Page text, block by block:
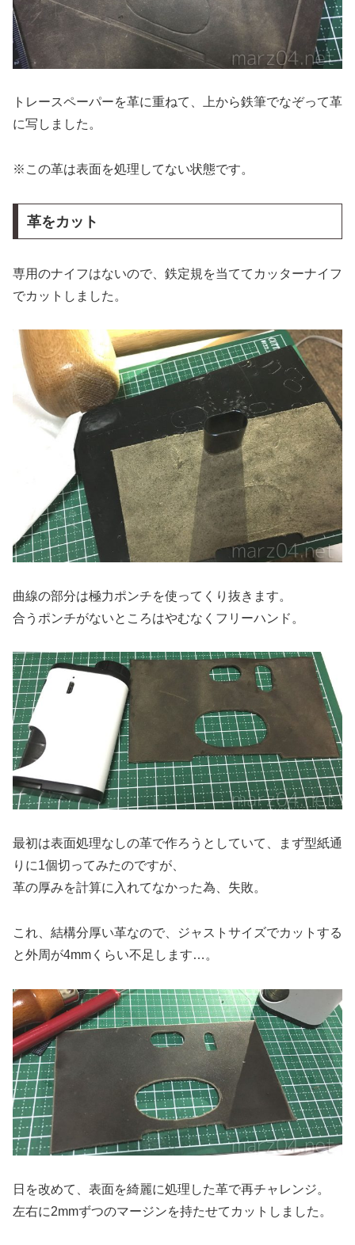
トレースペーパーを革に重ねて、上から鉄筆でなぞって革
に写しました。
※この革は表面を処理してない状態です。
革をカット
専用のナイフはないので、鉄定規を当ててカッターナイフ
でカットしました。
曲線の部分は極力ポンチを使ってくり抜きます。
合うポンチがないところはやむなくフリーハンド。
最初は表面処理なしの革で作ろうとしていて、まず型紙通
りに1個切ってみたのですが、
革の厚みを計算に入れてなかった為、失敗。
これ、結構分厚い革なので、ジャストサイズでカットする
と外周が4mmくらい不足します…。
日を改めて、表面を綺麗に処理した革で再チャレンジ。
左右に2mmずつのマージンを持たせてカットしました。